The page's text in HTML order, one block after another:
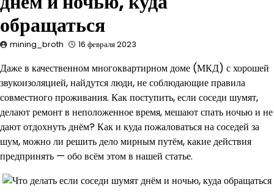
обращаться
mining_broth 16 февраля 2023
Даже в качественном многоквартирном доме (МКД) с хорошей
звукоизоляцией, найдутся люди, не соблюдающие правила
совместного проживания. Как поступить, если соседи шумят,
делают ремонт в неположенное время, мешают спать ночью и не
дают отдохнуть днём? Как и куда пожаловаться на соседей за
шум, можно ли решить дело мирным путём, какие действия
предпринять — обо всём этом в нашей статье.